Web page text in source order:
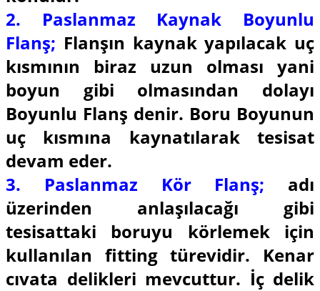
2. Paslanmaz Kaynak Boyunlu
Flanş; Flanşın kaynak yapılacak uç
kısmının biraz uzun olması yani
boyun gibi olmasından dolayı
Boyunlu Flanş denir. Boru Boyunun
uç kısmına kaynatılarak tesisat
devam eder.
3. Paslanmaz Kör Flanş; adı
üzerinden anlaşılacağı gibi
tesisattaki boruyu körlemek için
kullanılan fitting türevidir. Kenar
cıvata delikleri mevcuttur. İç delik